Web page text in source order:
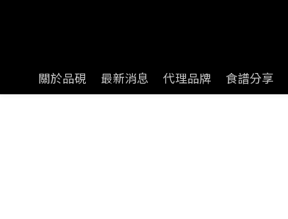
關於品硯 最新消息 代理品牌 食譜分享